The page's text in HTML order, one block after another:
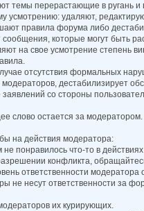
темы перерастающие в ругань
усмотрению: удаляют,
правила форума либо
которые могут быть
на свое усмотрение степень
отсутствия формальных
дестабилизирует
заявлений со стороны
слово остается за
на действия модератора:
не понравилось что-то в
конфликта,
ответственности
не несут ответственности за
их курирующих.